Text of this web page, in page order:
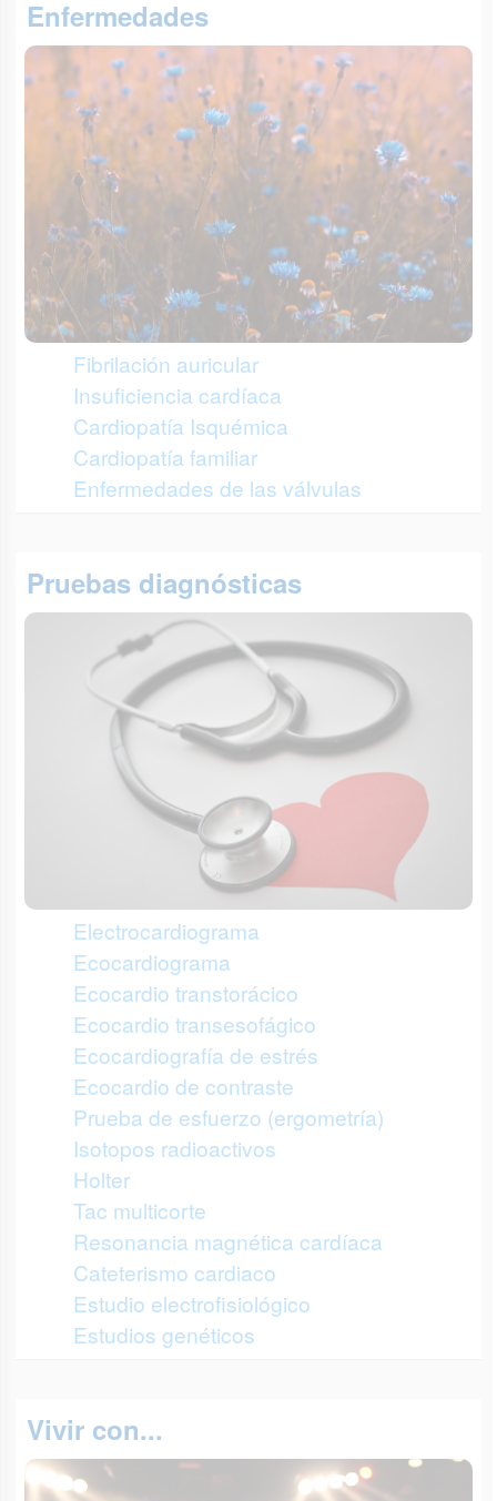
Enfermedades
Fibrilación auricular
Insuficiencia cardíaca
Cardiopatía Isquémica
Cardiopatía familiar
Enfermedades de las válvulas
Pruebas diagnósticas
Electrocardiograma
Ecocardiograma
Ecocardio transtorácico
Ecocardio transesofágico
Ecocardiografía de estrés
Ecocardio de contraste
Prueba de esfuerzo (ergometría)
Isotopos radioactivos
Holter
Tac multicorte
Resonancia magnética cardíaca
Cateterismo cardiaco
Estudio electrofisiológico
Estudios genéticos
Vivir con...